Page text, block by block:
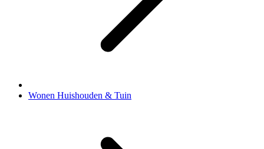
Wonen Huishouden & Tuin